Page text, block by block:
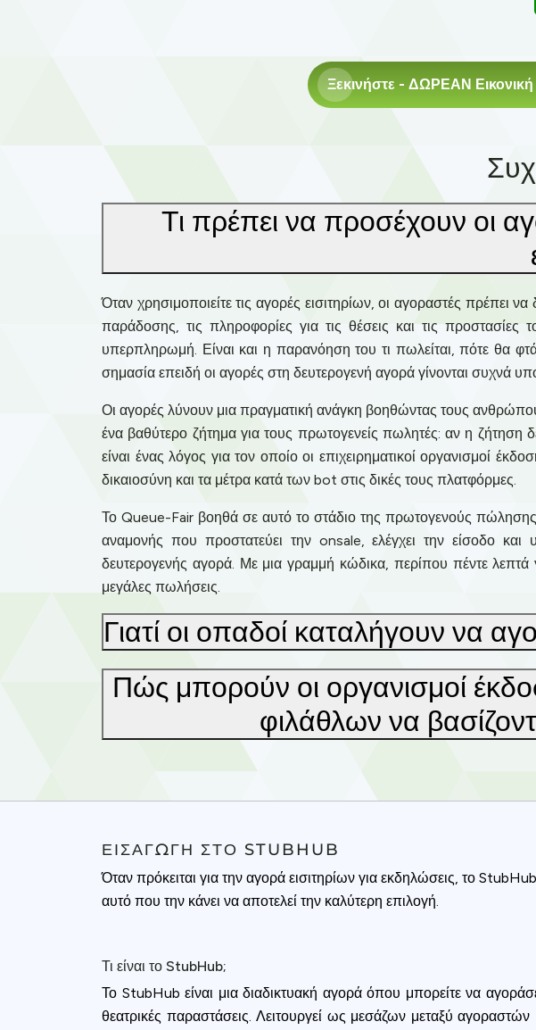
Ξεκινήστε - ΔΩΡΕΑΝ Εικονική
Τι πρέπει να προσέχουν οι
Όταν χρησιμοποιείτε τις αγορές εισιτηρίων, οι αγοραστές πρέπει
παράδοσης, τις πληροφορίες για τις θέσεις και τις
υπερπληρωμή. Είναι και η παρανόηση του τι πωλείται, πότε θα
σημασία επειδή οι αγορές στη δευτερογενή αγορά γίνονται συχνά
Οι αγορές λύνουν μια πραγματική ανάγκη βοηθώντας τους
ένα βαθύτερο ζήτημα για τους πρωτογενείς πωλητές: αν η ζήτηση
είναι ένας λόγος για τον οποίο οι επιχειρηματικοί οργανισμοί
δικαιοσύνη και τα μέτρα κατά των bot στις δικές τους πλατφόρμες.
Το Queue-Fair βοηθά σε αυτό το στάδιο της πρωτογενούς πώλησης.
αναμονής που προστατεύει την onsale, ελέγχει την είσοδο και
δευτερογενής αγορά. Με μια γραμμή κώδικα, περίπου πέντε λεπτά
μεγάλες πωλήσεις.
Γιατί οι οπαδοί καταλήγουν να
Πώς μπορούν οι οργανισμοί
φιλάθλων να
ΕΙΣΑΓΩΓΉ ΣΤΟ STUBHUB
Όταν πρόκειται για την αγορά εισιτηρίων για εκδηλώσεις, το
αυτό που την κάνει να αποτελεί την καλύτερη επιλογή.
Τι είναι το StubHub;
Το StubHub είναι μια διαδικτυακή αγορά όπου μπορείτε να
θεατρικές παραστάσεις. Λειτουργεί ως μεσάζων μεταξύ